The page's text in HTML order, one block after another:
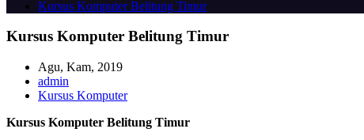
Kursus Komputer Belitung Timur
Kursus Komputer Belitung Timur
Agu, Kam, 2019
admin
Kursus Komputer
Kursus Komputer Belitung Timur